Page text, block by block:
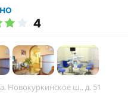
4
Новокуркинское ш., д. 51